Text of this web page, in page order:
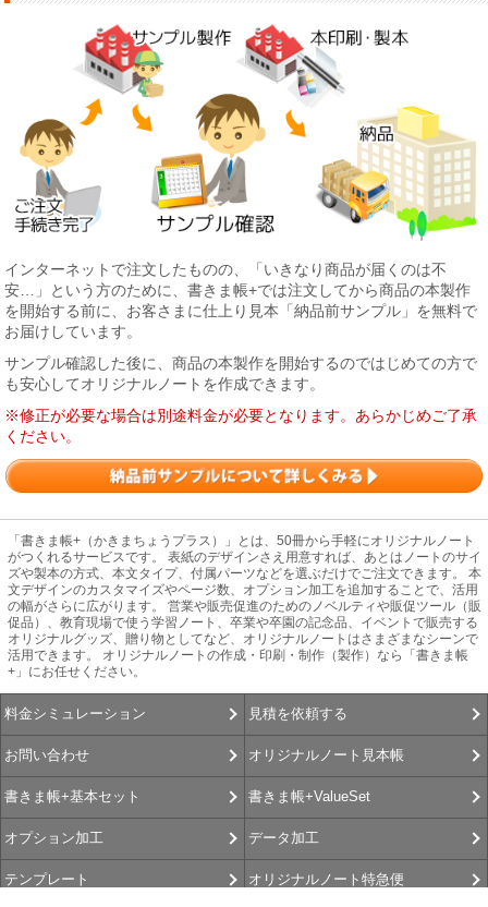
インターネットで注文したものの、「いきなり商品が届くのは不
安…」という方のために、書きま帳+では注文してから商品の本製作
を開始する前に、お客さまに仕上り見本「納品前サンプル」を無料で
お届けしています。
サンプル確認した後に、商品の本製作を開始するのではじめての方で
も安心してオリジナルノートを作成できます。
※修正が必要な場合は別途料金が必要となります。あらかじめご了承
ください。
「書きま帳+（かきまちょうプラス）」とは、50冊から手軽にオリジナルノート
がつくれるサービスです。 表紙のデザインさえ用意すれば、あとはノートのサイ
ズや製本の方式、本文タイプ、付属パーツなどを選ぶだけでご注文できます。 本
文デザインのカスタマイズやページ数、オプション加工を追加することで、活用
の幅がさらに広がります。 営業や販売促進のためのノベルティや販促ツール（販
促品）、教育現場で使う学習ノート、卒業や卒園の記念品、イベントで販売する
オリジナルグッズ、贈り物としてなど、オリジナルノートはさまざまなシーンで
活用できます。 オリジナルノートの作成・印刷・制作（製作）なら「書きま帳
+」にお任せください。
料金シミュレーション 見積を依頼する
お問い合わせ オリジナルノート見本帳
書きま帳+基本セット 書きま帳+ValueSet
オプション加工 データ加工
テンプレート オリジナルノート特急便